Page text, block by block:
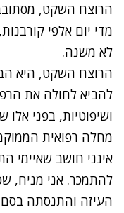
הרוצח השקט,
מדי יום אלפי
לא משנה.
הרוצח השקט, היא
להביא לחולה את
ושיפוטיות, בפני
מחלה רפואית
אינני חושב שאיימי
להתמכר. אני מניח,
העיזה והתנסתה